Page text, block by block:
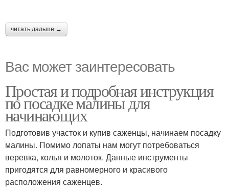
читать дальше →
Вас может заинтересовать
Простая и подробная инструкция
по посадке малины для
начинающих
Подготовив участок и купив саженцы, начинаем посадку
малины. Помимо лопаты нам могут потребоваться
веревка, колья и молоток. Данные инструменты
пригодятся для равномерного и красивого
расположения саженцев.